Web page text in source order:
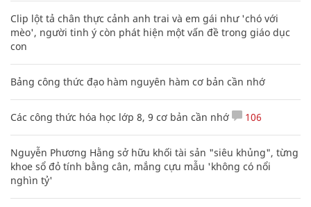
Clip lột tả chân thực cảnh anh trai và em gái như 'chó với
mèo', người tinh ý còn phát hiện một vấn đề trong giáo dục
con
Bảng công thức đạo hàm nguyên hàm cơ bản cần nhớ
Các công thức hóa học lớp 8, 9 cơ bản cần nhớ 106
Nguyễn Phương Hằng sở hữu khối tài sản "siêu khủng", từng
khoe sổ đỏ tính bằng cân, mắng cựu mẫu 'không có nổi
nghìn tỷ'